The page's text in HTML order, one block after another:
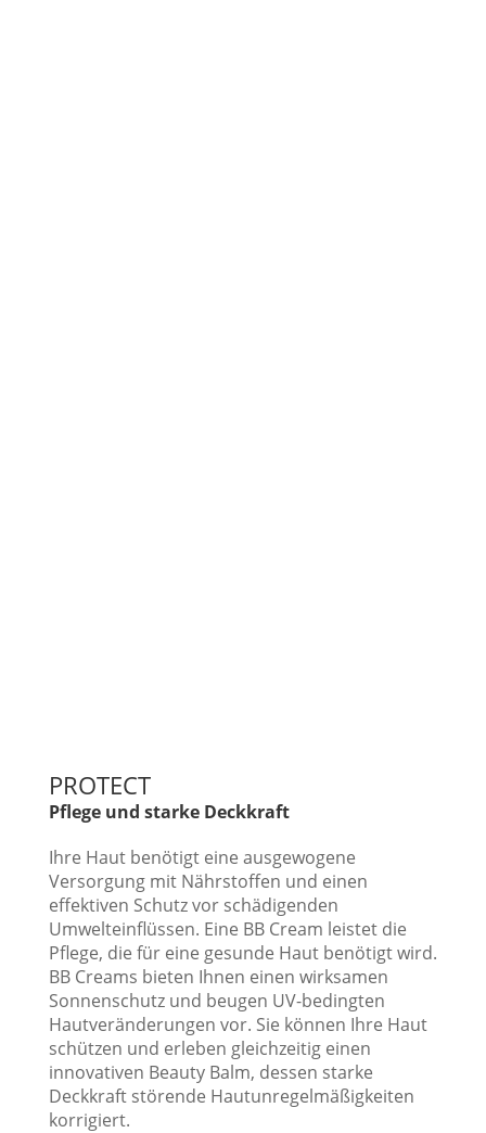
PROTECT
Pflege und starke Deckkraft
Ihre Haut benötigt eine ausgewogene
Versorgung mit Nährstoffen und einen
effektiven Schutz vor schädigenden
Umwelteinflüssen. Eine BB Cream leistet die
Pflege, die für eine gesunde Haut benötigt wird.
BB Creams bieten Ihnen einen wirksamen
Sonnenschutz und beugen UV-bedingten
Hautveränderungen vor. Sie können Ihre Haut
schützen und erleben gleichzeitig einen
innovativen Beauty Balm, dessen starke
Deckkraft störende Hautunregelmäßigkeiten
korrigiert.